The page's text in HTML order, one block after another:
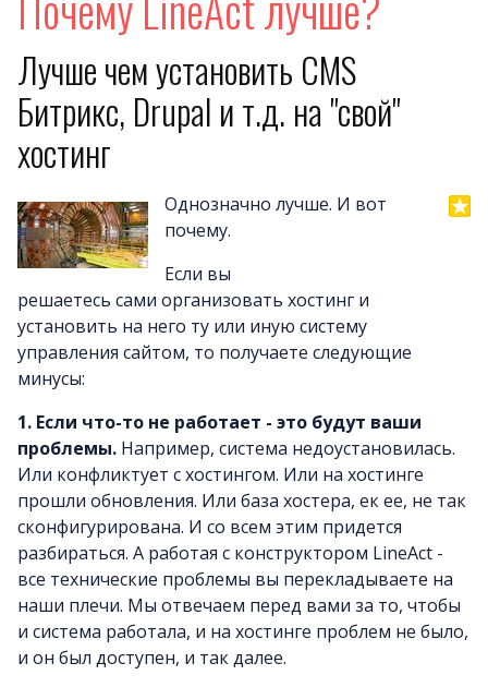
Почему LineAct
Лучше чем установить CMS
Битрикс, Drupal и т.д. на "свой"
хостинг
Однозначно лучше. И вот
почему.
Если вы
решаетесь сами организовать хостинг и
установить на него ту или иную систему
управления сайтом, то получаете следующие
минусы:
1. Если что-то не работает - это будут ваши
проблемы. Например, система недоустановилась.
Или конфликтует с хостингом. Или на хостинге
прошли обновления. Или база хостера, ек ее, не так
сконфигурирована. И со всем этим придется
разбираться. А работая с конструктором LineAct -
все технические проблемы вы перекладываете на
наши плечи. Мы отвечаем перед вами за то, чтобы
и система работала, и на хостинге проблем не было,
и он был доступен, и так далее.